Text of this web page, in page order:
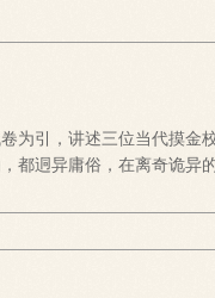
为引，讲述三位当代摸
都迵异庸俗，在离奇诡